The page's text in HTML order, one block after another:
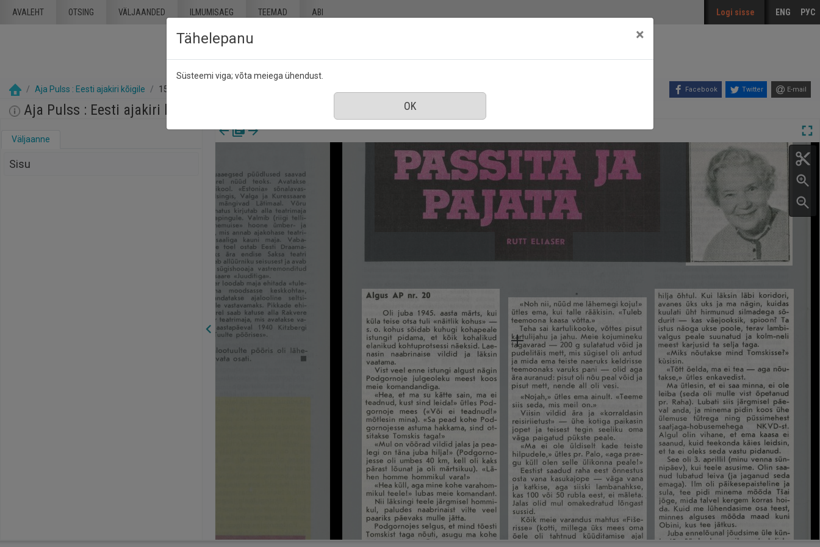
AVALEHT OTSING VÄLJAANDED ILMUMISAEG TEEMAD ABI Logi sisse ENG РУС
Aja Pulss : Eesti ajakiri kõigile 15 jaanuar 1990 Facebook Twitter E-mail
Aja Pulss : Eesti ajakiri kõigile, nr. 2, 15 jaanuar 1990
Väljaanne
Sisu
Tähelepanu ×
Süsteemi viga; võta meiega ühendust.